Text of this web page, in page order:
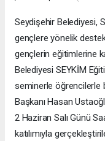
Seydişehir Belediyesi,
gençlere yönelik
gençlerin eğitimlerine
Belediyesi SEYKİM
seminerle öğrencilerle
Başkanı Hasan
2 Haziran Salı Günü
katılımıyla